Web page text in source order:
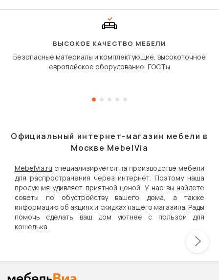
сиденье не
дугообразной
ВЫСОКОЕ КАЧЕСТВО МЕБЕЛИ
Безопасные материалы и комплектующие, высокоточное
европейское оборудование, ГОСТы
Официальный интернет-магазин мебели в
Москве MebelVia
MebelVia.ru специализируется на производстве мебели
для распространения через интернет. Поэтому наша
продукция удивляет приятной ценой. У нас вы найдете
советы по обустройству вашего дома, а также
информацию об акциях и скидках нашего магазина. Рады
помочь сделать ваш дом уютнее с пользой для
кошелька.